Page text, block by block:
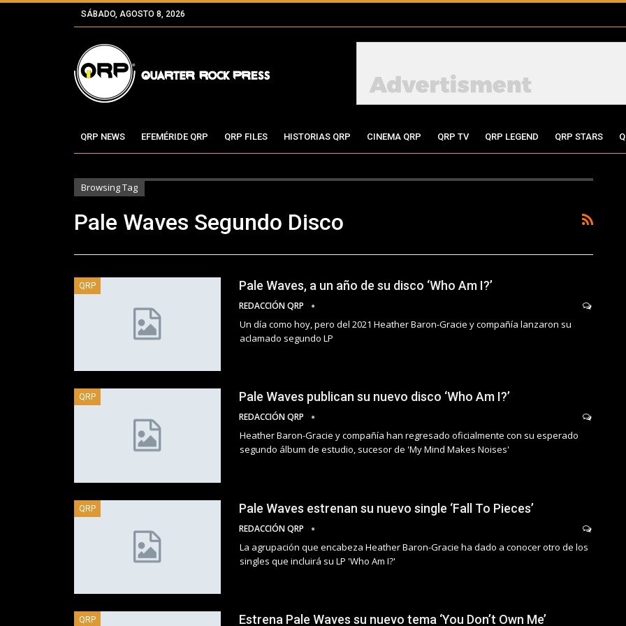
SÁBADO, AGOSTO 8, 2026
QRP NEWS EFEMÉRIDE QRP QRP FILES HISTORIAS QRP CINEMA QRP QRP TV QRP LEGEND QRP STARS
Browsing Tag
Pale Waves Segundo Disco
QRP Pale Waves, a un año de su disco ‘Who Am I?’
REDACCIÓN QRP
Un día como hoy, pero del 2021 Heather Baron-Gracie y compañía lanzaron su
aclamado segundo LP
QRP Pale Waves publican su nuevo disco ‘Who Am I?’
REDACCIÓN QRP
Heather Baron-Gracie y compañía han regresado oficialmente con su esperado
segundo álbum de estudio, sucesor de 'My Mind Makes Noises'
QRP Pale Waves estrenan su nuevo single ‘Fall To Pieces’
REDACCIÓN QRP
La agrupación que encabeza Heather Baron-Gracie ha dado a conocer otro de los
singles que incluirá su LP 'Who Am I?'
QRP Estrena Pale Waves su nuevo tema ‘You Don’t Own Me’